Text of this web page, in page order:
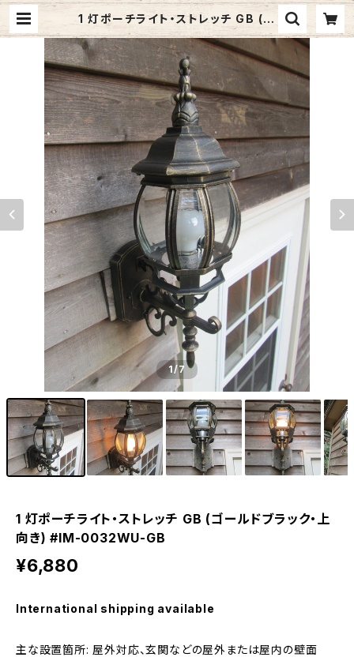
1 灯ポーチライト・ストレッチ GB (ゴ
ールドブラック・上向き) #IM-0032
WU-GB | ジャメックスストア (Jam
ex Inc.) | 照明器具・レンジフード・
洗面台などのインターネット通販サイ
ト
1/7
1 灯ポーチライト・ストレッチ GB (ゴールドブラック・上
向き) #IM-0032WU-GB
¥6,880
International shipping available
主な設置箇所: 屋外対応、玄関などの屋外または屋内の壁面